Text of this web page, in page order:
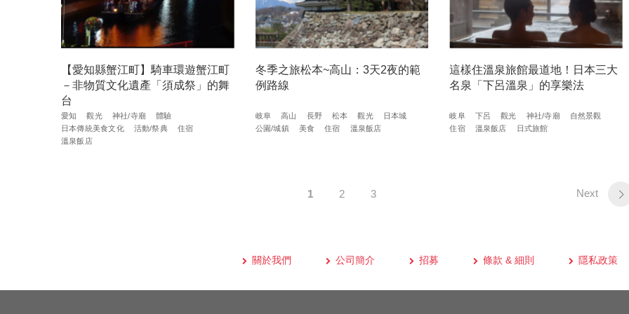
【愛知縣蟹江町】騎車環遊蟹江町
－非物質文化遺產「須成祭」的舞
台
愛知 觀光 神社/寺廟
體驗
日本傳統美食文化
活動/祭典
住宿
溫泉飯店
冬季之旅松本~高山：3天2夜的範
例路線
岐阜 高山 長野 松本 觀光
日本城
公園/城鎮
美食 住宿 溫泉飯店
這樣住溫泉旅館最道地！日本三大
名泉「下呂溫泉」的享樂法
岐阜 下呂 觀光 神社/寺廟
自然景觀
住宿
溫泉飯店 日式旅館
1 2 3 Next
關於我們 公司簡介 招募 條款 & 細則 隱私政策